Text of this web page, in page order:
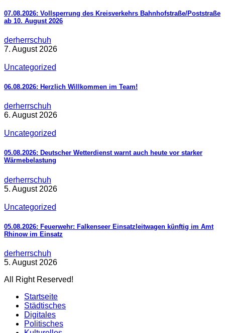
07.08.2026: Vollsperrung des Kreisverkehrs Bahnhofstraße/Poststraße
ab 10. August 2026
derherrschuh
7. August 2026
Uncategorized
06.08.2026: Herzlich Willkommen im Team!
derherrschuh
6. August 2026
Uncategorized
05.08.2026: Deutscher Wetterdienst warnt auch heute vor starker
Wärmebelastung
derherrschuh
5. August 2026
Uncategorized
05.08.2026: Feuerwehr: Falkenseer Einsatzleitwagen künftig im Amt
Rhinow im Einsatz
derherrschuh
5. August 2026
All Right Reserved!
Startseite
Städtisches
Digitales
Politisches